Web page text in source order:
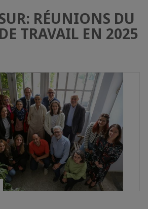
RÉUNIONS DU
TRAVAIL EN 2025